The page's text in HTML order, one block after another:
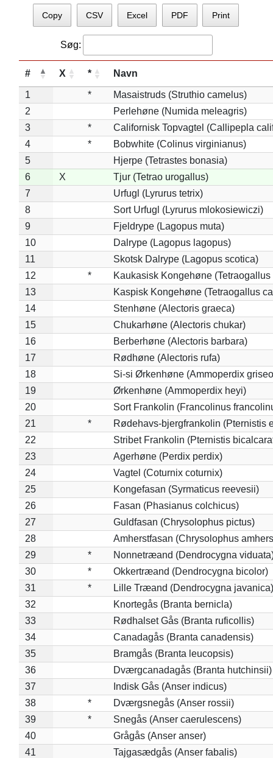
Copy CSV Excel PDF Print
Søg:
# X * Navn
1 *
Masaistruds (Struthio camelus)
2
Perlehøne (Numida meleagris)
3
*
Californisk Topvagtel (Callipepla
4
*
Bobwhite (Colinus virginianus)
5
Hjerpe (Tetrastes bonasia)
6
X
Tjur (Tetrao urogallus)
7
Urfugl (Lyrurus tetrix)
8
Sort Urfugl (Lyrurus mlokosiewiczi)
9
Fjeldrype (Lagopus muta)
10
Dalrype (Lagopus lagopus)
11
Skotsk Dalrype (Lagopus scotica)
12
*
Kaukasisk Kongehøne
13
Kaspisk Kongehøne (Tetraogallus
14
Stenhøne (Alectoris graeca)
15
Chukarhøne (Alectoris chukar)
16
Berberhøne (Alectoris barbara)
17
Rødhøne (Alectoris rufa)
18
Si-si Ørkenhøne (Ammoperdix
19
Ørkenhøne (Ammoperdix heyi)
20
Sort Frankolin (Francolinus
21
*
Rødehavs-bjergfrankolin (Pternistis
22
Stribet Frankolin (Pternistis
23
Agerhøne (Perdix perdix)
24
Vagtel (Coturnix coturnix)
25
Kongefasan (Syrmaticus reevesii)
26
Fasan (Phasianus colchicus)
27
Guldfasan (Chrysolophus pictus)
28
Amherstfasan (Chrysolophus
29
*
Nonnetræand (Dendrocygna
30
*
Okkertræand (Dendrocygna bicolor)
31
*
Lille Træand (Dendrocygna javanica)
32
Knortegås (Branta bernicla)
33
Rødhalset Gås (Branta ruficollis)
34
Canadagås (Branta canadensis)
35
Bramgås (Branta leucopsis)
36
Dværgcanadagås (Branta hutchinsii)
37
Indisk Gås (Anser indicus)
38
*
Dværgsnegås (Anser rossii)
39
*
Snegås (Anser caerulescens)
40
Grågås (Anser anser)
41
Tajgasædgås (Anser fabalis)